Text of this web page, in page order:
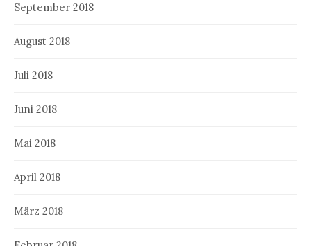
September 2018
August 2018
Juli 2018
Juni 2018
Mai 2018
April 2018
März 2018